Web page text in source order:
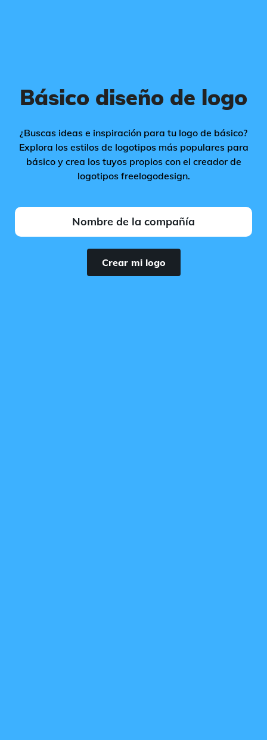
Básico diseño de logo
¿Buscas ideas e inspiración para tu logo de básico?
Explora los estilos de logotipos más populares para
básico y crea los tuyos propios con el creador de
logotipos freelogodesign.
Crear mi logo